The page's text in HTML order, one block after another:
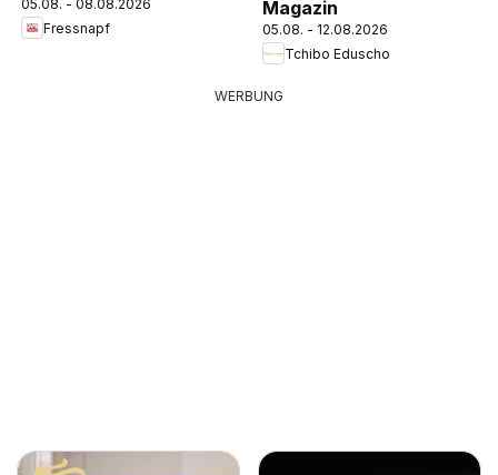
05.08. - 08.08.2026
Fressnapf
Magazin
05.08. - 12.08.2026
Tchibo Eduscho
WERBUNG